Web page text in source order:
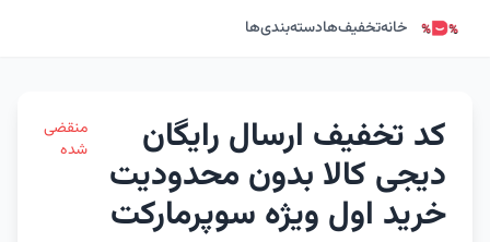
خانهتخفیف‌هادسته‌بندی‌ها
کد تخفیف ارسال رایگان
دیجی کالا بدون محدودیت
خرید اول ویژه سوپرمارکت
منقضی
شده